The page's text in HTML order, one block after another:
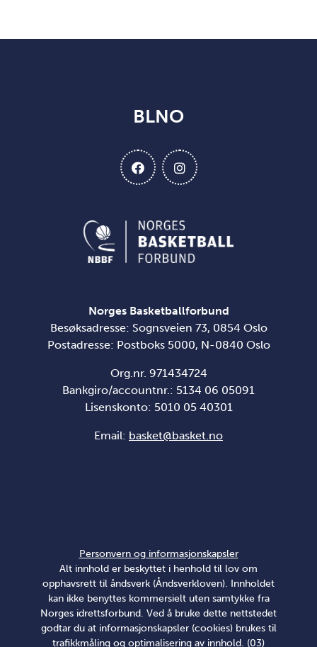
BLNO
Norges Basketballforbund
Besøksadresse: Sognsveien 73, 0854 Oslo
Postadresse: Postboks 5000, N-0840 Oslo
Org.nr. 971434724
Bankgiro/accountnr.: 5134 06 05091
Lisenskonto: 5010 05 40301
Email: basket@basket.no
Personvern og informasjonskapsler
Alt innhold er beskyttet i henhold til lov om
opphavsrett til åndsverk (Åndsverkloven). Innholdet
kan ikke benyttes kommersielt uten samtykke fra
Norges idrettsforbund. Ved å bruke dette nettstedet
godtar du at informasjonskapsler (cookies) brukes til
trafikkmåling og optimalisering av innhold. (03)